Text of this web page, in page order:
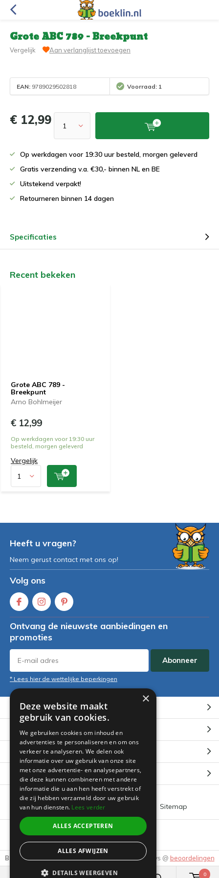
0
Grote ABC 789 - Breekpunt
Vergelijk Aan verlanglijst toevoegen
EAN: 9789029502818 Voorraad: 1
€ 12,99
Op werkdagen voor 19:30 uur besteld, morgen geleverd
Gratis verzending v.a. €30,- binnen NL en BE
Uitstekend verpakt!
Retourneren binnen 14 dagen
Specificaties
Recent bekeken
Grote ABC 789 -
Breekpunt
Arno Bohlmeijer
€ 12,99
Op werkdagen voor 19:30 uur
besteld, morgen geleverd
Vergelijk
Heeft u vragen?
Neem gerust contact met ons op!
Volg ons
Ontvang de nieuwste aanbiedingen en
promoties
Abonneer
* Lees hier de wettelijke beperkingen
Klantenservice
Mijn account
Categorieën
Contact
© 2026 -Boeklin
Algemene voorwaarden Sitemap
Beoordeling door klanten: Reviews @ beoordelingen
×
Deze website maakt
gebruik van cookies.
We gebruiken cookies om inhoud en
advertenties te personaliseren en om ons
verkeer te analyseren. We delen ook
informatie over uw gebruik van onze site
met onze advertentie- en analysepartners,
die deze kunnen combineren met andere
informatie die u aan hen heeft verstrekt of
die zij hebben verzameld door uw gebruik
van hun diensten. Lees verder
ALLES ACCEPTEREN
ALLES AFWIJZEN
DETAILS WEERGEVEN